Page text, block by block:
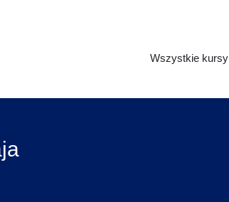
Wszystkie kursy